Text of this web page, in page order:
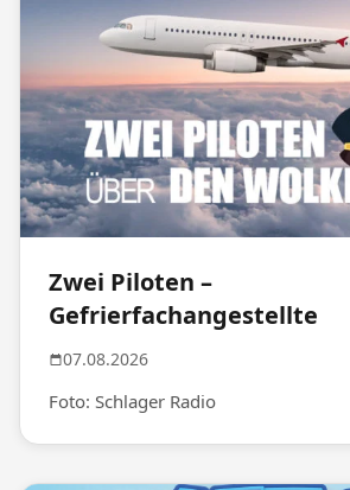
Zwei Piloten –
Gefrierfachangestellte
07.08.2026
Foto: Schlager Radio